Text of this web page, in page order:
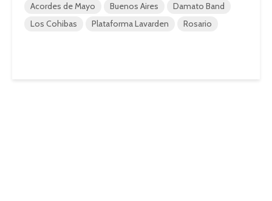
Acordes de Mayo Buenos Aires
Damato Band
Los Cohibas
Plataforma Lavarden Rosario